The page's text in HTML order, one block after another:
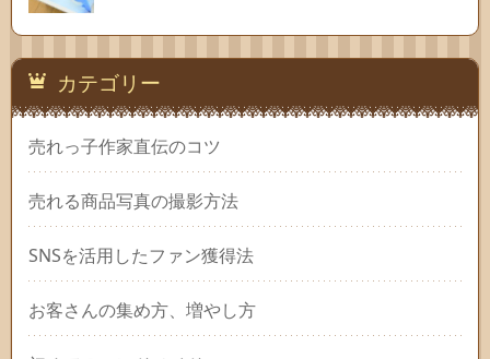
カテゴリー
売れっ子作家直伝のコツ
売れる商品写真の撮影方法
SNSを活用したファン獲得法
お客さんの集め方、増やし方